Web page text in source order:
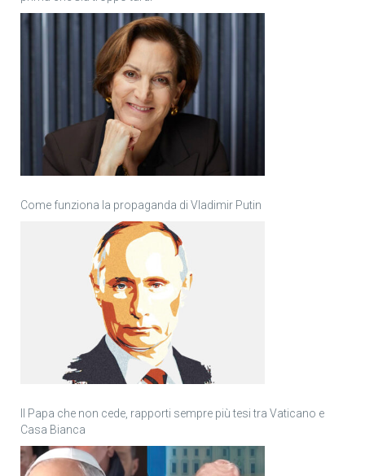
Come funziona la propaganda di Vladimir Putin
Il Papa che non cede, rapporti sempre più tesi tra Vaticano e
Casa Bianca